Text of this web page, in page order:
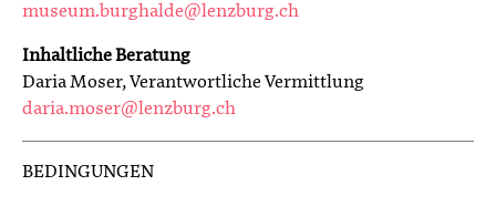
museum.burghalde@lenzburg.ch
Inhaltliche Beratung
Daria Moser, Verantwortliche Vermittlung
daria.moser@lenzburg.ch
BEDINGUNGEN